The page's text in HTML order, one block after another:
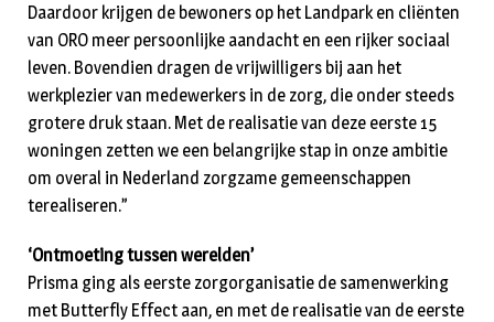
Daardoor krijgen de bewoners op het Landpark en cliënten
van ORO meer persoonlijke aandacht en een rijker sociaal
leven. Bovendien dragen de vrijwilligers bij aan het
werkplezier van medewerkers in de zorg, die onder steeds
grotere druk staan. Met de realisatie van deze eerste 15
woningen zetten we een belangrijke stap in onze ambitie
om overal in Nederland zorgzame gemeenschappen
terealiseren.”
‘Ontmoeting tussen werelden’
Prisma ging als eerste zorgorganisatie de samenwerking
met Butterfly Effect aan, en met de realisatie van de eerste